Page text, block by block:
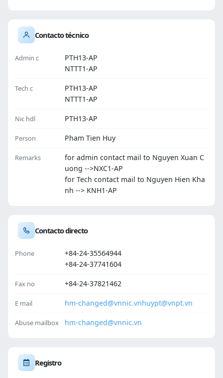
Contacto técnico
Admin c
PTH13-AP
NTTT1-AP
Tech c
PTH13-AP
NTTT1-AP
Nic hdl PTH13-AP
Person Pham Tien Huy
Remarks
for admin contact mail to Nguyen Xuan C
uong -->NXC1-AP
for Tech contact mail to Nguyen Hien Kha
nh --> KNH1-AP
Contacto directo
Phone
+84-24-35564944
+84-24-37741604
Fax no +84-24-37821462
E mail hm-changed@vnnic.vnhuypt@vnpt.vn
Abuse mailbox hm-changed@vnnic.vn
Registro